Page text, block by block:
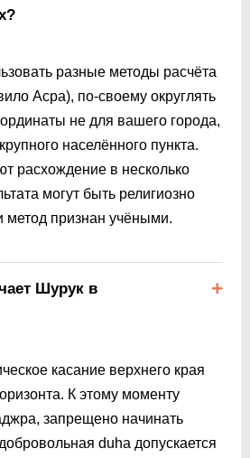
разные методы расчёта
Асра), по-своему округлять
не для вашего города,
населённого пункта.
расхождение в несколько
могут быть религиозно
метод признан учёными.
Шурук в
касание верхнего края
К этому моменту
запрещено начинать
duha допускается